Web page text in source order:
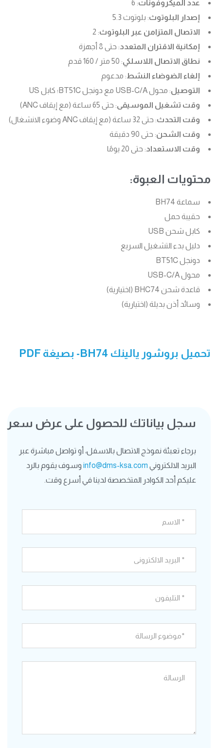
عدد الميكروفونات: 6
إصدار البلوتوث: بلوتوث 5.3
الاتصال المتزامن عبر البلوتوث: 2
إمكانية الاقتران المتعدد: حتى 8 أجهزة
نطاق الاتصال اللاسلكي: 50 متر / 160 قدم
إلغاء الضوضاء النشط: مدعوم
التوصيل: محول USB-C/A مع دونجل BT51C؛ كابل US
وقت تشغيل الموسيقى: حتى 65 ساعة (مع إيقاف ANC)
وقت التحدث: حتى 32 ساعة (مع إيقاف ANC وضوء الانشغال)
وقت الشحن: حتى 90 دقيقة
وقت الاستعداد: حتى 20 يومًا
محتويات العبوة:
سماعة BH74
حقيبة حمل
كابل شحن USB
دليل بدء التشغيل السريع
دونجل BT51C
محول USB-C/A
قاعدة شحن BHC74 (اختيارية)
وسائد أذن بديلة (اختيارية)
تحميل بروشور يالينك BH74- بصيغة PDF
سجل بياناتك للحصول على عرض سعر
برجاء تعبئة نموذج الاتصال بالاسفل، أو تواصل مباشرة عبر
البريد الالكتروني info@dms-ksa.com وسوف يقوم بالرد
عليكم أحد الكوادر المتخصصة لدينا في أسرع وقت.